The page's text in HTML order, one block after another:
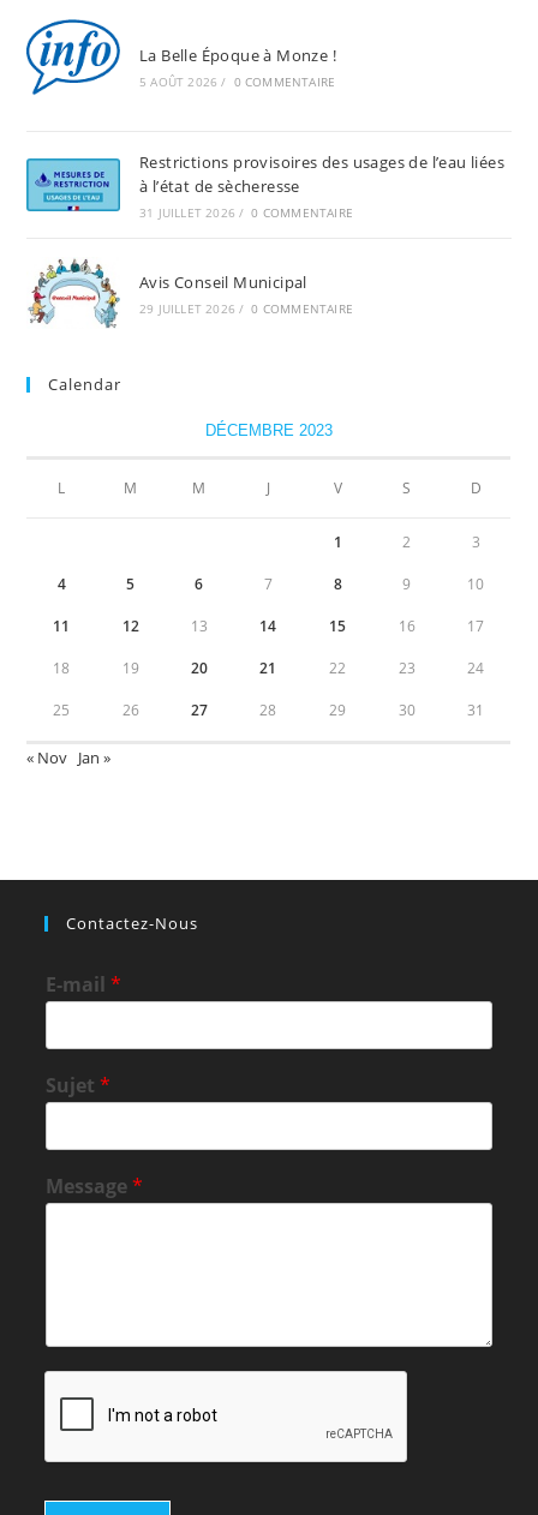
La Belle Époque à Monze !
5 AOÛT 2026 / 0 COMMENTAIRE
Restrictions provisoires des usages de l’eau liées
à l’état de sècheresse
31 JUILLET 2026 / 0 COMMENTAIRE
Avis Conseil Municipal
29 JUILLET 2026 / 0 COMMENTAIRE
Calendar
DÉCEMBRE 2023
L M M J V S D
1 2 3
4 5 6 7 8 9 10
11 12 13 14 15 16 17
18 19 20 21 22 23 24
25 26 27 28 29 30 31
« Nov Jan »
Contactez-Nous
E-mail*
Sujet*
Message*